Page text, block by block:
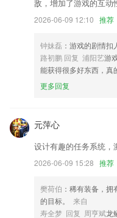
在线客服
销售历史成本显示方式优化
支持微信QQ图片分享；
个性化自助找书，多种查找方
联系我们
以上就是最新捕鱼的介绍，
敌，增加了游戏的互动
2026-06-09 12:10 推荐
钟妹磊 ：游戏的剧情
路初鹏 回复 浦阳艺游
能获得很多好东西，真
更多回复
元萍心
设计有趣的任务系统，
2026-06-09 15:28 推荐
樊荷伯 ：稀有装备，
的目标。
来自
寿全梦 回复 周亨斌龙